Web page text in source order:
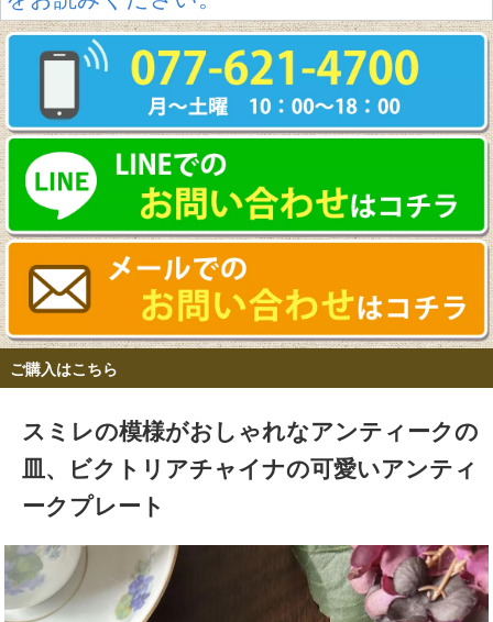
ご購入はこちら
スミレの模様がおしゃれなアンティークの
皿、ビクトリアチャイナの可愛いアンティ
ークプレート